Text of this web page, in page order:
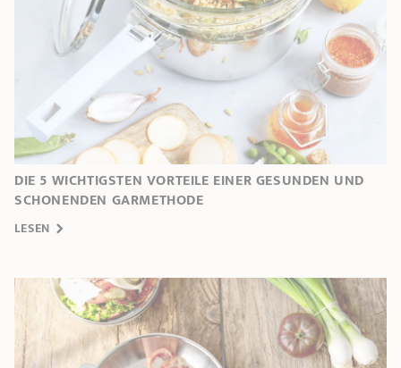
DIE 5 WICHTIGSTEN VORTEILE EINER GESUNDEN UND
SCHONENDEN GARMETHODE
LESEN